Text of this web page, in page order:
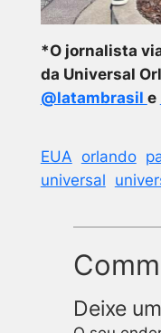
*O jornalista
da Universal
@latambrasil e
EUA orlando
universal
Deixe